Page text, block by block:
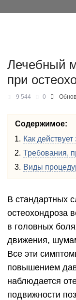
Лечебный
при
9 544 0
Содержимое:
Как действует
Требования,
Виды
В стандартных
остеохондроза
в головных
движения,
Все эти
повышением
наблюдается
подвижности